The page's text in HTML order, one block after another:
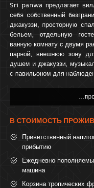
Sri panwa предлагает
себя собственный
джакуззи, просторную
бельем, отдельную
ванную комнату с двумя
парной, внешнюю зону
душем и джакуззи,
с павильоном для
В СТОИМОСТЬ
Приветственный
прибытию
Ежедневно
машина
Корзина тропических